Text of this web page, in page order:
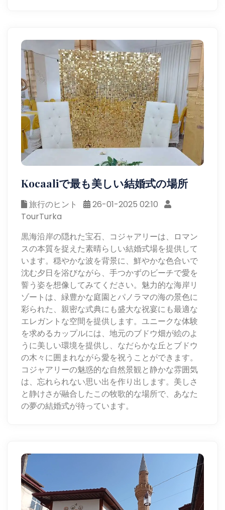
Kocaaliで最も美しい結婚式の場所
旅行のヒント
26-01-2025 02:10
TourTurka
黒海沿岸の隠れた宝石、コジャアリーは、ロマン
スの本質を捉えた素晴らしい結婚式場を提供して
います。穏やかな波を背景に、鮮やかな色合いで
沈む夕日を浴びながら、手つかずのビーチで愛を
誓う姿を想像してみてください。魅力的な海岸リ
ゾートは、緑豊かな庭園とパノラマの海の景色に
彩られた、親密な式典にも盛大な祝宴にも最適な
エレガントな空間を提供します。ユニークな体験
を求めるカップルには、地元のブドウ畑が絵のよ
うに美しい環境を提供し、なだらかな丘とブドウ
の木々に囲まれながら愛を祝うことができます。
コジャアリーの魅惑的な自然景観と静かな雰囲気
は、忘れられない思い出を作り出します。美しさ
と静けさが融合したこの牧歌的な場所で、あなた
の夢の結婚式が待っています。